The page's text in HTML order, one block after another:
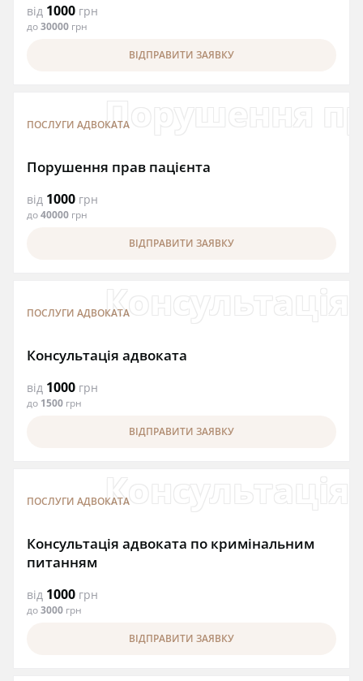
від 1000 грн
до30000 грн
ВІДПРАВИТИ ЗАЯВКУ
ПОСЛУГИ АДВОКАТАПорушення
Порушення прав пацієнта
від 1000 грн
до40000 грн
ВІДПРАВИТИ ЗАЯВКУ
ПОСЛУГИ АДВОКАТА
Консультація адвоката
від 1000 грн
до 1500 грн
ВІДПРАВИТИ ЗАЯВКУ
ПОСЛУГИ АДВОКАТА
Консультація адвоката по кримінальним
питанням
від 1000 грн
до3000 грн
ВІДПРАВИТИ ЗАЯВКУ